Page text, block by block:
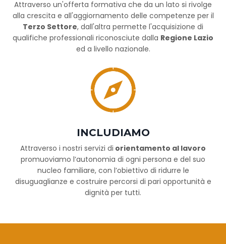
Attraverso un'offerta formativa che da un lato si rivolge
alla crescita e all'aggiornamento delle competenze per il
Terzo Settore, dall'altra permette l'acquisizione di
qualifiche professionali riconosciute dalla Regione Lazio
ed a livello nazionale.
INCLUDIAMO
Attraverso i nostri servizi di orientamento al lavoro
promuoviamo l’autonomia di ogni persona e del suo
nucleo familiare, con l’obiettivo di ridurre le
disuguaglianze e costruire percorsi di pari opportunità e
dignità per tutti.